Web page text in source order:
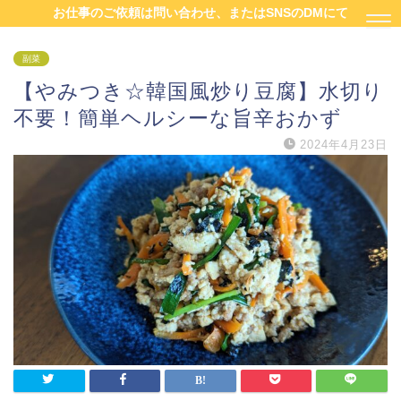
お仕事のご依頼は問い合わせ、またはSNSのDMにて
副菜
【やみつき☆韓国風炒り豆腐】水切り
不要！簡単ヘルシーな旨辛おかず
2024年4月23日